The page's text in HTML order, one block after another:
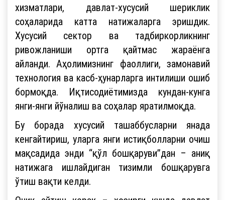
хизматлари, давлат-хусусий шериклик
соҳаларида катта натижаларга эришдик.
Хусусий сектор ва тадбиркорликнинг
ривожланиши ортга қайтмас жараёнга
айланди. Аҳолимизнинг фаоллиги, замонавий
технология ва касб-ҳунарларга интилиши ошиб
бормоқда. Иқтисодиётимизда кундан-кунга
янги-янги йўналиш ва соҳалар яратилмоқда.
Бу борада хусусий ташаббусларни янада
кенгайтириш, уларга янги истиқболларни очиш
мақсадида энди “қўл бошқаруви”дан – аниқ
натижага ишлайдиган тизимли бошқарувга
ўтиш вақти келди.